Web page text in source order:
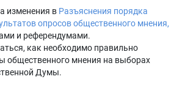
изменения в Разъяснения порядка
опросов общественного мнения,
и референдумами.
как необходимо правильно
общественного мнения на выборах
Думы.